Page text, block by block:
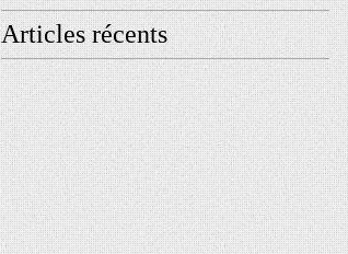
Articles récents